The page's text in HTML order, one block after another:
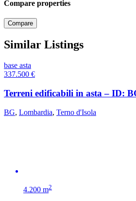
Compare properties
Compare
Similar Listings
base asta
337.500 €
Terreni edificabili in asta – ID:
BG, Lombardia, Terno d'Isola
4.200 m2